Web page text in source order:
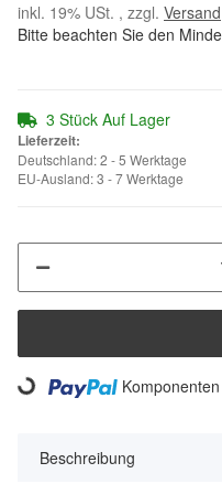
inkl. 19% USt. , zzgl. Versand
Bitte beachten Sie den
3 Stück Auf Lager
Lieferzeit:
Deutschland: 2 - 5 Werktage
EU-Ausland: 3 - 7 Werktage
Loading...
Beschreibung